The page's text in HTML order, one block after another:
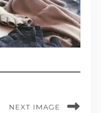
NEXT IMAGE